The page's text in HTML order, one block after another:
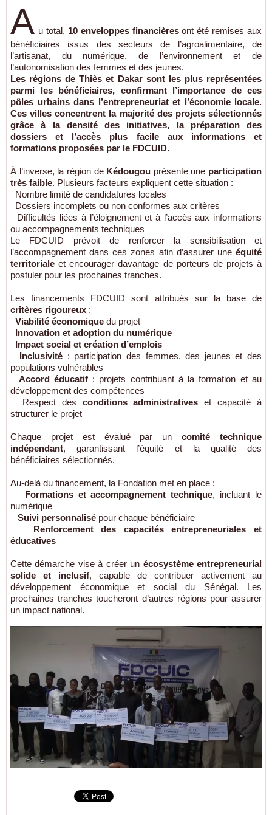
A u total, 10 enveloppes financièresont été remises aux
bénéficiaires issus des secteurs de l’agroalimentaire, de
l’artisanat, du numérique, de l’environnement et de
l’autonomisation des femmes et des jeunes.
Les régions deThiès et Dakarsont les plus représentées
parmi les bénéficiaires, confirmant l’importance de ces
pôles urbainsdans l’entrepreneuriat et l’économie locale.
Ces villes concentrent la majorité des projets sélectionnés
grâce à la densité des initiatives, la préparation des
dossiers et l’accès plus facile aux informations et
formations proposées par le FDCUID.
À l’inverse, la région de Kédougou présente une participation
très faible. Plusieurs facteurs expliquent cette situation :
Nombre limité de candidatures locales
Dossiers incomplets ou non conformes aux critères
Difficultés liées à l’éloignement et à l’accès aux informations
ou accompagnements techniques
Le FDCUID prévoit de renforcer la sensibilisation et
l’accompagnement dans ces zones afin d’assurer une équité
territoriale et encourager davantage de porteurs de projets à
postuler pour les prochaines tranches.
Les financements FDCUID sont attribués sur la base de
critères rigoureux :
Viabilité économique du projet
Innovation et adoption du numérique
Impact social et création d’emplois
Inclusivité : participation des femmes, des jeunes et des
populations vulnérables
Accord éducatif: projets contribuant à la formation et au
développement des compétences
Respect des conditions administratives et capacité à
structurer le projet
Chaque projet est évalué par uncomité technique
indépendant, garantissant l’équité et la qualité des
bénéficiaires sélectionnés.
Au-delà du financement, la Fondation met en place :
Formations et accompagnement technique, incluant le
numérique
Suivi personnalisé pour chaque bénéficiaire
Renforcement des capacités entrepreneuriales et
éducatives
Cette démarche vise à créer un écosystème entrepreneurial
solide et inclusif, capable de contribuer activement au
développement économique et social du Sénégal. Les
prochaines tranches toucheront d’autres régions pour assurer
un impact national.